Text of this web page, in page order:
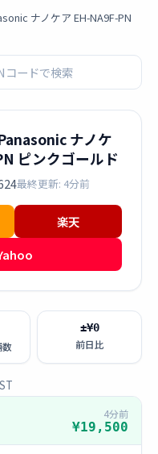
ナノケア EH-NA9F-PN
ナノケ
ピンクゴールド
最終更新: 4分前
楽天
数
±¥0
前日比
4分前
¥19,500